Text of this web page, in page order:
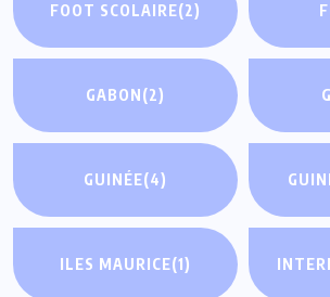
FOOT SCOLAIRE(2)
GABON(2)
GUINÉE(4)
ILES MAURICE(1)